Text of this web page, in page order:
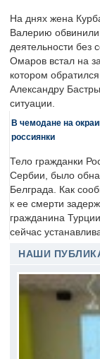
На днях жена
Валерию обвинили
деятельности без
Омаров встал на
котором
Александру
ситуации.
В чемодане на
россиянки
Тело гражданки
Сербии, было
Белграда. Как
к ее смерти
гражданина
сейчас
НАШИ